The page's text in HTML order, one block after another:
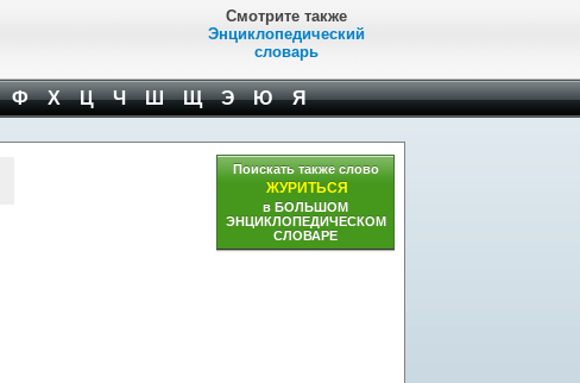
Смотрите также
Энциклопедический
словарь
Ф Х Ц Ч Ш Щ Э Ю Я
Поискать также слово
ЖУРИТЬСЯ
в БОЛЬШОМ
ЭНЦИКЛОПЕДИЧЕСКОМ
СЛОВАРЕ